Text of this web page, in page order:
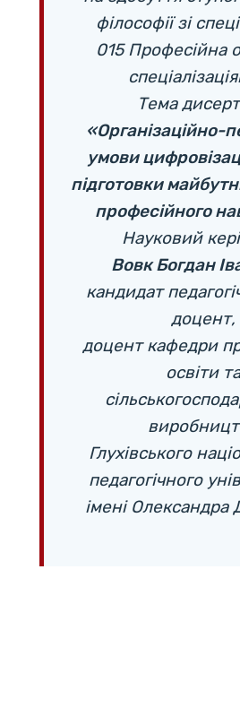
філософії зі
015 Професійна
Тема
«Організаційно-
умови
підготовки
професійного
Науковий
Вовк Богдан
кандидат
доцент,
доцент кафедри
освіти та
Глухівського
педагогічного
імені Олександра